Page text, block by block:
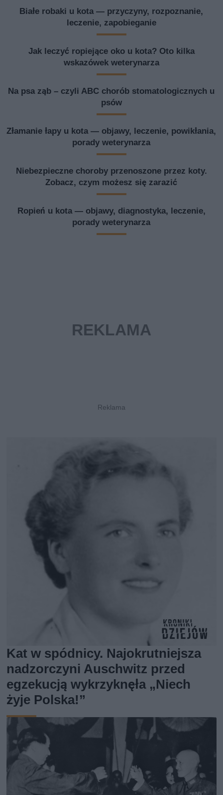
Białe robaki u kota — przyczyny, rozpoznanie,
leczenie, zapobieganie
Jak leczyć ropiejące oko u kota? Oto kilka
wskazówek weterynarza
Na psa ząb – czyli ABC chorób stomatologicznych u
psów
Złamanie łapy u kota — objawy, leczenie, powikłania,
porady weterynarza
Niebezpieczne choroby przenoszone przez koty.
Zobacz, czym możesz się zarazić
Ropień u kota — objawy, diagnostyka, leczenie,
porady weterynarza
Kat w spódnicy. Najokrutniejsza
nadzorczyni Auschwitz przed
egzekucją wykrzyknęła „Niech
żyje Polska!”